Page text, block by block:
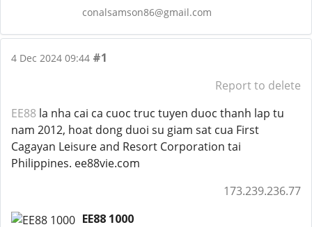
conalsamson86@gmail.com
4 Dec 2024 09:44 #1
Report to delete
EE88 la nha cai ca cuoc truc tuyen duoc thanh lap tu
nam 2012, hoat dong duoi su giam sat cua First
Cagayan Leisure and Resort Corporation tai
Philippines. ee88vie.com
173.239.236.77
EE88 1000